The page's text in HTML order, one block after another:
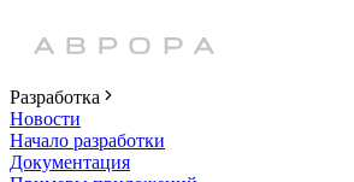
Разработка
Новости
Начало разработки
Документация